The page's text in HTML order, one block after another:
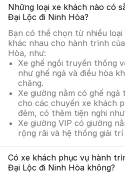
Những loại xe khách nào có
Đại Lộc đi Ninh Hòa?
Bạn có thể chọn từ nhiều
khác nhau cho hành trình
Hòa, như:
Xe ghế ngồi truyền thống
như ghế ngả và điều hòa
chăng.
Xe giường nằm có ghế
cho các chuyến xe khách
đêm, có thêm tiện nghi
Xe giường VIP có giường
rộng rãi và hệ thống giải trí
Có xe khách phục vụ hành
Đại Lộc đi Ninh Hòa không?